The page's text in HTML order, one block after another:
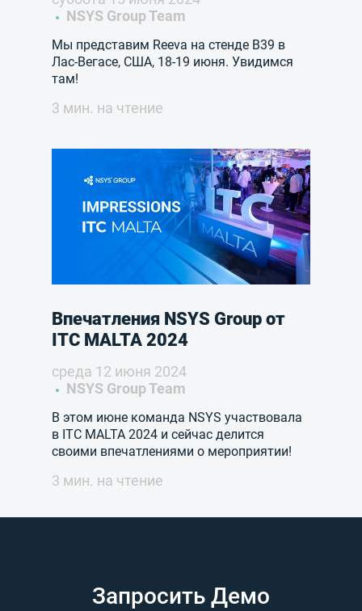
NSYS Group Team
Мы представим Reeva на стенде B39 в
Лас-Вегасе, США, 18-19 июня. Увидимся
там!
3 мин. на чтение
Впечатления NSYS Group от
ITC MALTA 2024
среда 12 июня 2024
NSYS Group Team
В этом июне команда NSYS участвовала
в ITC MALTA 2024 и сейчас делится
своими впечатлениями о мероприятии!
3 мин. на чтение
Запросить Демо